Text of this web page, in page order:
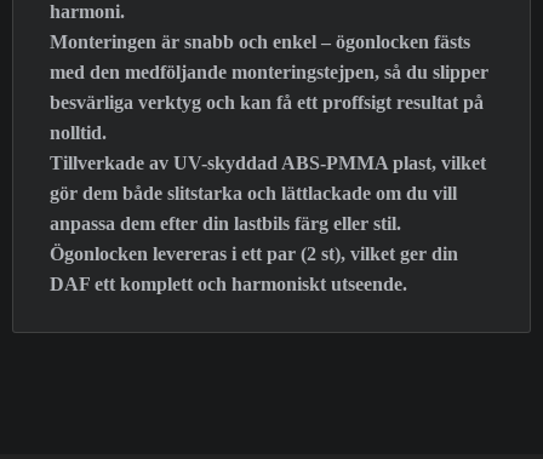
harmoni.
Monteringen är snabb och enkel – ögonlocken fästs
med den medföljande monteringstejpen, så du slipper
besvärliga verktyg och kan få ett proffsigt resultat på
nolltid.
Tillverkade av UV-skyddad ABS-PMMA plast, vilket
gör dem både slitstarka och lättlackade om du vill
anpassa dem efter din lastbils färg eller stil.
Ögonlocken levereras i ett par (2 st), vilket ger din
DAF ett komplett och harmoniskt utseende.